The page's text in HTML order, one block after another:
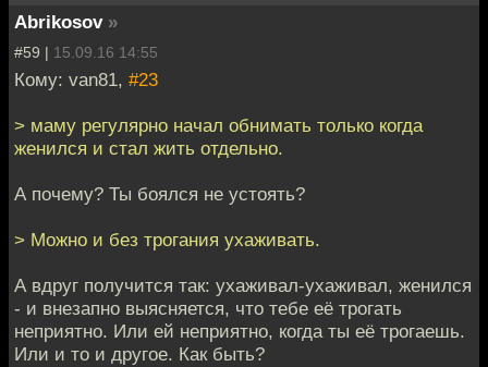
Abrikosov »
#59 | 15.09.16 14:55
Кому: van81, #23
> маму регулярно начал обнимать только когда
женился и стал жить отдельно.
А почему? Ты боялся не устоять?
> Можно и без трогания ухаживать.
А вдруг получится так: ухаживал-ухаживал, женился
- и внезапно выясняется, что тебе её трогать
неприятно. Или ей неприятно, когда ты её трогаешь.
Или и то и другое. Как быть?